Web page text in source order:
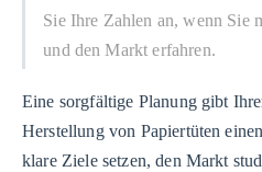
Sie Ihre Zahlen an, wenn Sie
und den Markt erfahren.
Eine sorgfältige Planung gibt
Herstellung von Papiertüten
klare Ziele setzen, den Markt